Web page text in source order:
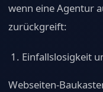
wenn eine Agentur
zurückgreift:
Einfallslosigkeit
Webseiten-